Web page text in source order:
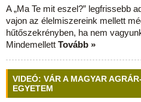
A „Ma Te mit eszel?” legfrissebb
vajon az élelmiszereink mellett
hűtőszekrényben, ha nem
Mindemellett Tovább »
VIDEÓ: VÁR A MAGYAR
EGYETEM